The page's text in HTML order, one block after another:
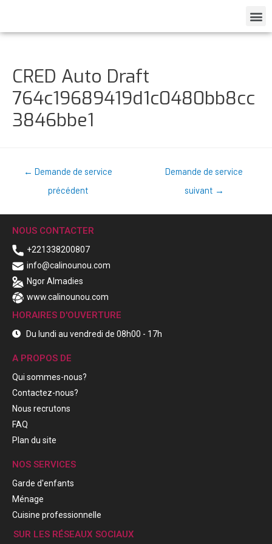
CRED Auto Draft
764c19689419d1c0480bb8cc
3846bbe1
← Demande de service
précédent
Demande de service
suivant →
NOUS CONTACTER
+221338200807
info@calinounou.com
Ngor Almadies
www.calinounou.com
HORAIRES D'OUVERTURE
Du lundi au vendredi de 08h00 - 17h
A PROPOS DE
Qui sommes-nous?
Contactez-nous?
Nous recrutons
FAQ
Plan du site
NOS SERVICES
Garde d'enfants
Ménage
Cuisine professionnelle
SUR LES RÉSEAUX SOCIAUX